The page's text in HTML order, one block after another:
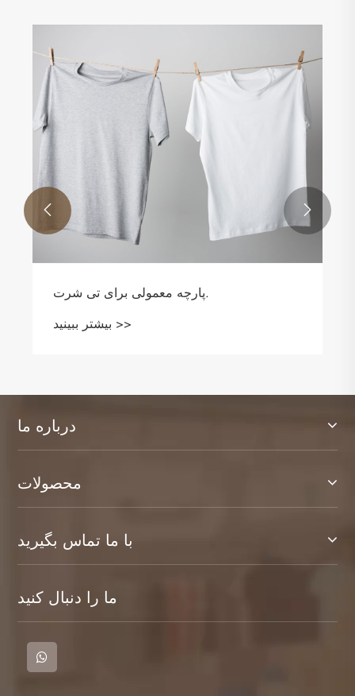
چگونه ژاکت بپوشیم؟
بیشتر ببینید >>
 
درباره ما
محصولات
با ما تماس بگیرید
ما را دنبال کنید